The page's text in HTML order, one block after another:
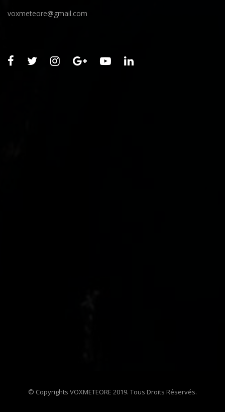
voxmeteore@gmail.com
© Copyrights VOXMETEORE 2019. Tous Droits Réservés.